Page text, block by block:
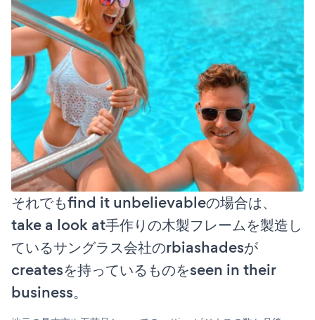
それでもfind it unbelievableの場合は、
take a look at手作りの木製フレームを製造し
ているサングラス会社のrbiashadesが
createsを持っているものをseen in their
business。